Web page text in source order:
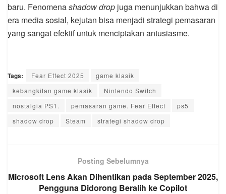
baru. Fenomenashadow drop juga menunjukkan bahwa di
era media sosial, kejutan bisa menjadi strategi pemasaran
yang sangat efektif untuk menciptakan antusiasme.
Tags: Fear Effect 2025
game klasik
kebangkitan game klasik
Nintendo Switch
nostalgia PS1.
pemasaran game. Fear Effect
ps5
shadow drop
Steam strategi shadow drop
Posting Sebelumnya
Microsoft Lens Akan Dihentikan pada September 2025,
Pengguna Didorong Beralih ke Copilot